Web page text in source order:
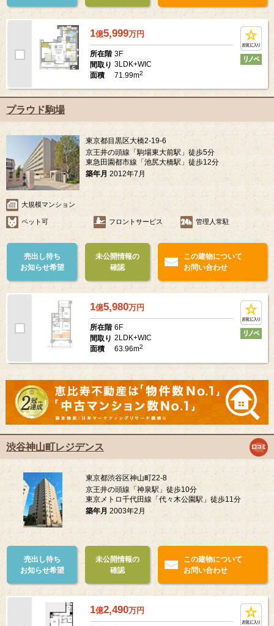
1億5,999万円
所在階 3F
間取り 3LDK+WIC
面積
71.99m2
プラウド駒場
東京都目黒区大橋2-19-6
京王井の頭線「駒場東大前駅」徒歩5分
東急田園都市線「池尻大橋駅」徒歩12分
築年月 2012年7月
大規模マンション
ペット可 フロントサービス 管理人常駐
売出し待ち
お知らせ希望
未公開情報の
確認
この建物について
お問い合わせ
1億5,980万円
所在階 6F
間取り 2LDK+WIC
面積
63.96m2
渋谷神山町レジデンス
東京都渋谷区神山町22-8
京王井の頭線「神泉駅」徒歩10分
東京メトロ千代田線「代々木公園駅」徒歩11分
築年月 2003年2月
売出し待ち
お知らせ希望
未公開情報の
確認
この建物について
お問い合わせ
1億2,490万円